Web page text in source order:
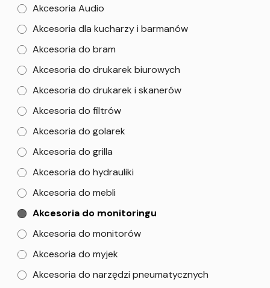
Akcesoria Audio
Akcesoria dla kucharzy i barmanów
Akcesoria do bram
Akcesoria do drukarek biurowych
Akcesoria do drukarek i skanerów
Akcesoria do filtrów
Akcesoria do golarek
Akcesoria do grilla
Akcesoria do hydrauliki
Akcesoria do mebli
Akcesoria do monitoringu
Akcesoria do monitorów
Akcesoria do myjek
Akcesoria do narzędzi pneumatycznych